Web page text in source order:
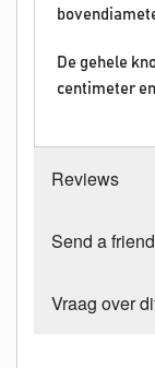
De gehele
centimeter
Reviews
Send a friend
Vraag over